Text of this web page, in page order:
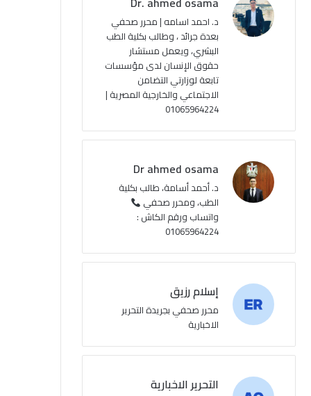
u
ر
ا
م
ل
م
و
ق
ع
S
S
د. احمد اسامه | محرر صحفي
بعدة جرائد ، وطالب بكلية الطب
البشري، ويعمل مستشار
حقوق الإنسان لدى مؤسسات
تابعة لوزارتي التضامن
الاجتماعي والخارجية المصرية |
01065964224
Dr ahmed osama
د. أحمد أسامة، طالب بكلية
الطب، ومحرر صحفي
واتساب ورقم الكاش :
01065964224
إسلام رزيق
محرر صحفي بجريدة التحرير
الاخبارية
التحرير الاخبارية